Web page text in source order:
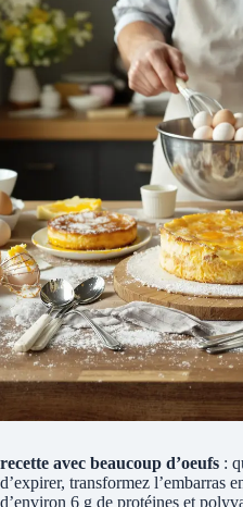
recette avec beaucoup d’oeufs :
d’expirer, transformez
d’environ 6 g de protéines et